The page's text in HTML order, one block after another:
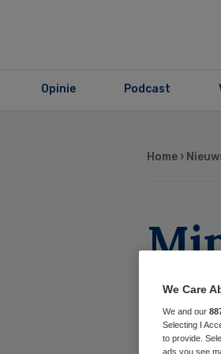
Opinie Podcast
Home ›
We Care
We and our
Selecting I
to provide.
ads you see